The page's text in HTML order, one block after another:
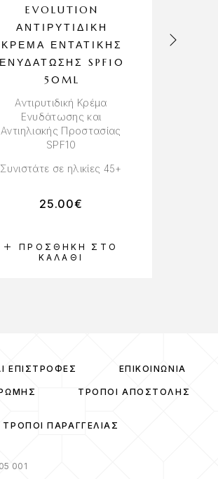
ΠΡΟΣΘΉΚΗ ΣΤΟ
ΚΑΛΆΘΙ
EVOLUTION
ΑΝΤΙΡΥΤΙΔΙΚΉ
ΚΡΈΜΑ ΕΝΤΑΤΙΚΉΣ
ΕΝΥΔΆΤΩΣΗΣ SPF10
50ML
Αντιρυτιδική Κρέμα
Ενυδάτωσης και
Αντιηλιακής Προστασίας
SPF10
Συνιστάτε σε ηλικίες 45+
25.00€
ΕΠΙΣΤΡΟΦΈΣ ΕΠΙΚΟΙΝΩΝΊΑ
ΤΡΌΠΟΙ ΑΠΟΣΤΟΛΉΣ
ΤΡΌΠΟΙ ΠΑΡΑΓΓΕΛΊΑΣ
001